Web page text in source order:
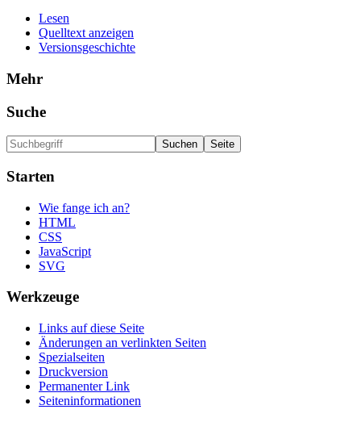
Lesen
Quelltext anzeigen
Versionsgeschichte
Mehr
Suche
Starten
Wie fange ich an?
HTML
CSS
JavaScript
SVG
Werkzeuge
Links auf diese Seite
Änderungen an verlinkten Seiten
Spezialseiten
Druckversion
Permanenter Link
Seiten­informationen